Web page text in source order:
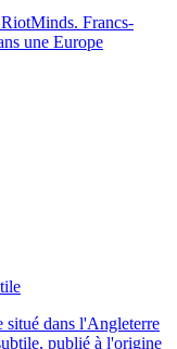
Francs-
une Europe
situé dans l'Angleterre
publié à l'origine